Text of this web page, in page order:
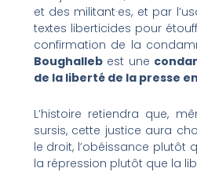
et des militant·es, et par
textes liberticides pour
confirmation de la
Boughallebest une
de la liberté de la presse
L’histoire retiendra que,
sursis, cette justice aura
le droit, l’obéissance plutôt
la répression plutôt que la